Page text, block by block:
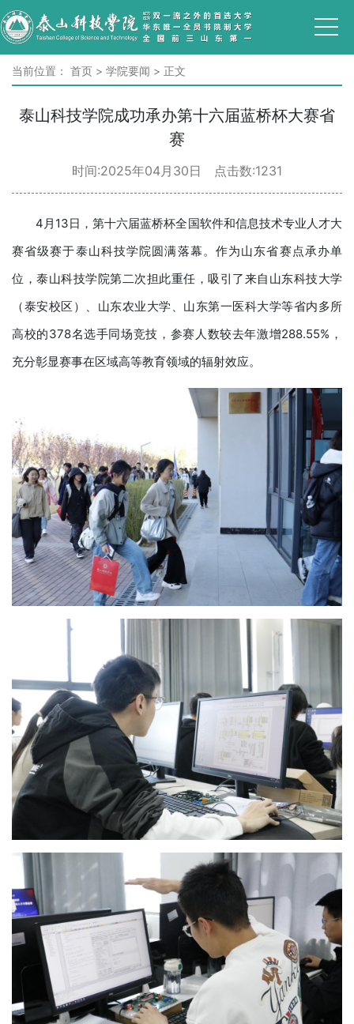
当前位置： 首页 > 学院要闻 > 正文
泰山科技学院成功承办第十六届蓝桥杯大赛省
赛
时间:2025年04月30日 点击数:1231
4月13日，第十六届蓝桥杯全国软件和信息技术专业人才大
赛省级赛于泰山科技学院圆满落幕。作为山东省赛点承办单
位，泰山科技学院第二次担此重任，吸引了来自山东科技大学
（泰安校区）、山东农业大学、山东第一医科大学等省内多所
高校的378名选手同场竞技，参赛人数较去年激增288.55%，
充分彰显赛事在区域高等教育领域的辐射效应。